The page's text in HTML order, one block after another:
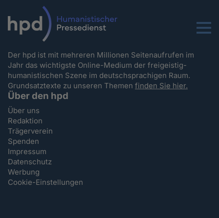
Menu
Der hpd ist mit mehreren Millionen Seitenaufrufen im
Jahr das wichtigste Online-Medium der freigeistig-
humanistischen Szene im deutschsprachigen Raum.
Grundsatztexte zu unseren Themenfinden Sie hier.
Über den hpd
Über uns
Redaktion
Trägerverein
Spenden
Impressum
Datenschutz
Werbung
Cookie-Einstellungen